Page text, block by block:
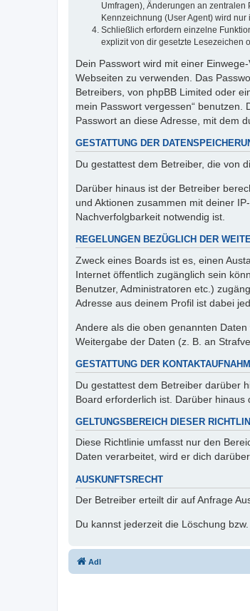
Umfragen), Änderungen an
Kennzeichnung (User Agent) wird
Schließlich erfordern einzelne
explizit von dir gesetzte Lesezeichen
Dein Passwort wird mit einer
Webseiten zu verwenden. Das
Betreibers, von phpBB Limited oder
mein Passwort vergessen“
Passwort an diese Adresse, mit dem
GESTATTUNG DER
Du gestattest dem Betreiber, die von
Darüber hinaus ist der Betreiber
und Aktionen zusammen mit deiner
Nachverfolgbarkeit notwendig ist.
REGELUNGEN BEZÜGLICH DER
Zweck eines Boards ist es, einen
Internet öffentlich zugänglich sein
Benutzer, Administratoren etc.)
Adresse aus deinem Profil ist dabei
Andere als die oben genannten
Weitergabe der Daten (z. B. an
GESTATTUNG DER
Du gestattest dem Betreiber darüber
Board erforderlich ist. Darüber
GELTUNGSBEREICH DIESER
Diese Richtlinie umfasst nur den
Daten verarbeitet, wird er dich
AUSKUNFTSRECHT
Der Betreiber erteilt dir auf Anfrage
Du kannst jederzeit die Löschung
AdI